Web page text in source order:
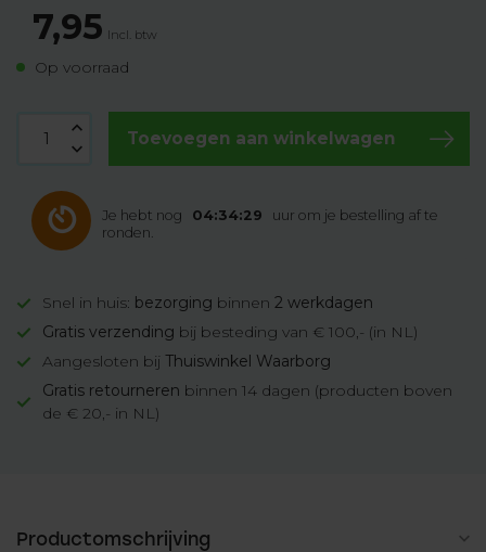
7,95 Incl. btw
Op voorraad
Toevoegen aan winkelwagen
Je hebt nog 04:34:28
uur om je bestelling af te
ronden.
Snel in huis: bezorging binnen 2 werkdagen
Gratis verzending bij besteding van € 100,- (in NL)
Aangesloten bij Thuiswinkel Waarborg
Gratis retourneren binnen 14 dagen (producten boven
de € 20,- in NL)
Productomschrijving